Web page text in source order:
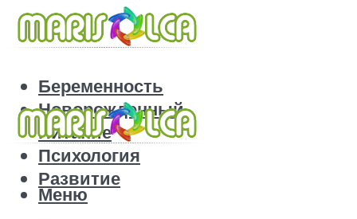
Беременность
Новорожденный
Питание
Психология
Развитие
Меню